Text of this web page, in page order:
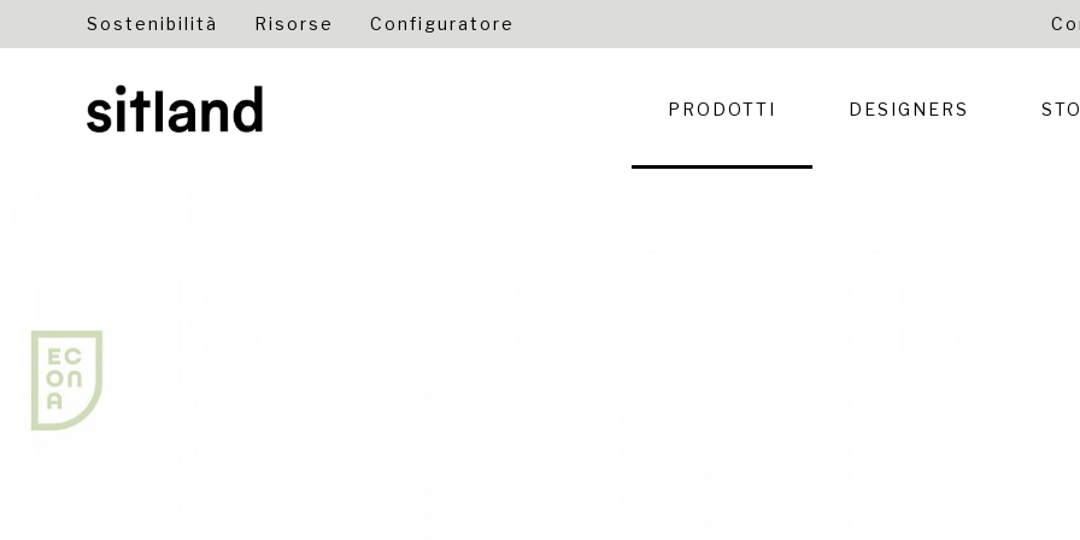
Sostenibilità Risorse Configuratore
PRODOTTI DESIGNERS